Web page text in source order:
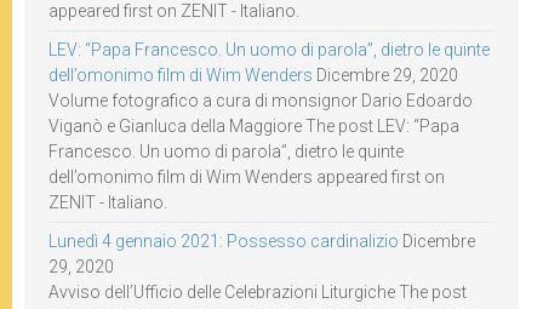
appeared first on ZENIT - Italiano.
LEV: “Papa Francesco. Un uomo di parola”, dietro le quinte
dell’omonimo film di Wim Wenders Dicembre 29, 2020
Volume fotografico a cura di monsignor Dario Edoardo
Viganò e Gianluca della Maggiore The post LEV: “Papa
Francesco. Un uomo di parola”, dietro le quinte
dell’omonimo film di Wim Wenders appeared first on
ZENIT - Italiano.
Lunedì 4 gennaio 2021: Possesso cardinalizio Dicembre
29, 2020
Avviso dell’Ufficio delle Celebrazioni Liturgiche The post